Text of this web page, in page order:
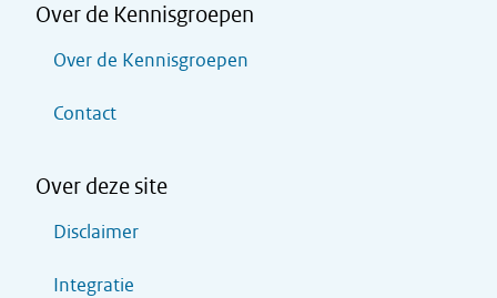
Over de Kennisgroepen
Over de Kennisgroepen
Contact
Over deze site
Disclaimer
Integratie